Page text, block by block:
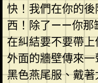
快！我們在你的
西！除了——你那
在糾結要不要帶
外面的牆壁傳來
黑色燕尾服、戴